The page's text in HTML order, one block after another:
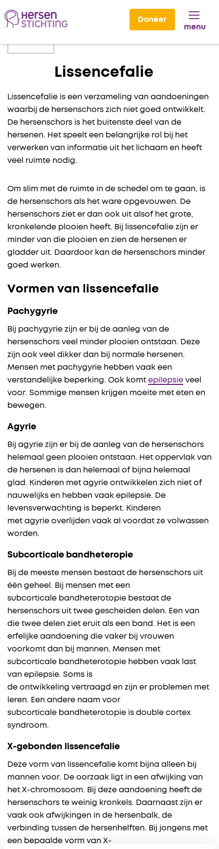
Doneer
menu
Lissencefalie
Lissencefalie is een verzameling van aandoeningen
waarbij de hersenschors zich niet goed ontwikkelt.
De hersenschors is het buitenste deel van de
hersenen. Het speelt een belangrijke rol bij het
verwerken van informatie uit het lichaam en heeft
veel ruimte nodig.
Om slim met de ruimte in de schedel om te gaan, is
de hersenschors als het ware opgevouwen. De
hersenschors ziet er dan ook uit alsof het grote,
kronkelende plooien heeft. Bij lissencefalie zijn er
minder van die plooien en zien de hersenen er
gladder uit. Daardoor kan de hersenschors minder
goed werken.
Vormen van lissencefalie
Pachygyrie
Bij pachygyrie zijn er bij de aanleg van de
hersenschors veel minder plooien ontstaan. Deze
zijn ook veel dikker dan bij normale hersenen.
Mensen met pachygyrie hebben vaak een
verstandelijke beperking. Ook komt epilepsie veel
voor. Sommige mensen krijgen moeite met eten en
bewegen.
Agyrie
Bij agyrie zijn er bij de aanleg van de hersenschors
helemaal geen plooien ontstaan. Het oppervlak van
de hersenen is dan helemaal of bijna helemaal
glad. Kinderen met agyrie ontwikkelen zich niet of
nauwelijks en hebben vaak epilepsie. De
levensverwachting is beperkt. Kinderen
met agyrie overlijden vaak al voordat ze volwassen
worden.
Subcorticale bandheteropie
Bij de meeste mensen bestaat de hersenschors uit
één geheel. Bij mensen met een
subcorticale bandheterotopie bestaat de
hersenschors uit twee gescheiden delen. Een van
die twee delen ziet eruit als een band. Het is een
erfelijke aandoening die vaker bij vrouwen
voorkomt dan bij mannen. Mensen met
subcorticale bandheterotopie hebben vaak last
van epilepsie. Soms is
de ontwikkeling vertraagd en zijn er problemen met
leren. Een andere naam voor
subcorticale bandheterotopie is double cortex
syndroom.
X-gebonden lissencefalie
Deze vorm van lissencefalie komt bijna alleen bij
mannen voor. De oorzaak ligt in een afwijking van
het X-chromosoom. Bij deze aandoening heeft de
hersenschors te weinig kronkels. Daarnaast zijn er
vaak ook afwijkingen in de hersenbalk, de
verbinding tussen de hersenhelften. Bij jongens met
een bepaalde vorm van X-